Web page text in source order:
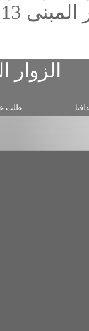
يوجد مسبح 6×11 وخيمه 6×4 عمر
طلب عقار